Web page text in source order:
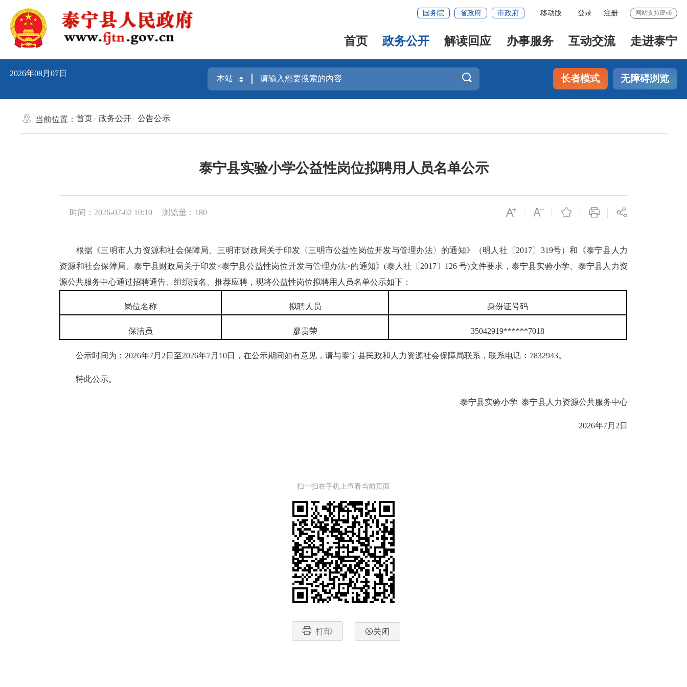
国务院 省政府 市政府 移动版 登录 注册 网站支持IPv6
首页 政务公开 解读回应 办事服务 互动交流 走进泰宁
2026年08月07日 长者模式 无障碍浏览
当前位置：首页 政务公开 公告公示
泰宁县实验小学公益性岗位拟聘用人员名单公示
时间：2026-07-02 10:10 浏览量：180
根据《三明市人力资源和社会保障局、三明市财政局关于印发〈三明市公益性岗位开发与管理办法〉的通知》（明人社〔2017〕319号）和《泰宁县人力
资源和社会保障局、泰宁县财政局关于印发<泰宁县公益性岗位开发与管理办法>的通知》(泰人社〔2017〕126 号)文件要求，泰宁县实验小学、泰宁县人力资
源公共服务中心通过招聘通告、组织报名、推荐应聘，现将公益性岗位拟聘用人员名单公示如下：
岗位名称 拟聘人员 身份证号码
保洁员 廖贵荣 35042919******7018
公示时间为：2026年7月2日至2026年7月10日，在公示期间如有意见，请与泰宁县民政和人力资源社会保障局联系，联系电话：7832943。
特此公示。
泰宁县实验小学 泰宁县人力资源公共服务中心
2026年7月2日
扫一扫在手机上查看当前页面
打印 关闭